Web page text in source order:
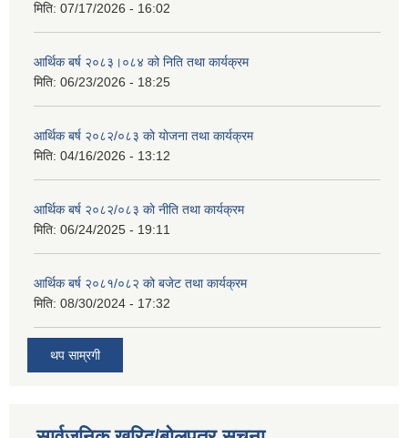
मिति: 07/17/2026 - 16:02
आर्थिक बर्ष २०८३।०८४ को निति तथा कार्यक्रम
मिति: 06/23/2026 - 18:25
आर्थिक बर्ष २०८२/०८३ काे याेजना तथा कार्यक्रम
मिति: 04/16/2026 - 13:12
आर्थिक बर्ष २०८२/०८३ काे नीति तथा कार्यक्रम
मिति: 06/24/2025 - 19:11
आर्थिक बर्ष २०८१/०८२ को बजेट तथा कार्यक्रम
मिति: 08/30/2024 - 17:32
थप साम्रगी